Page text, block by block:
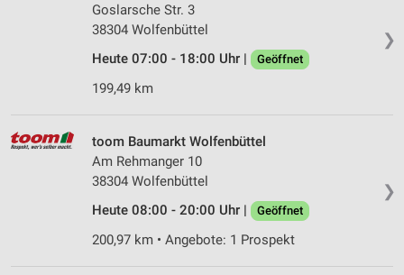
❯
Goslarsche Str. 3
38304 Wolfenbüttel
Heute 07:00 - 18:00 Uhr |
Geöffnet
199,49 km
❯
toom Baumarkt Wolfenbüttel
Am Rehmanger 10
38304 Wolfenbüttel
Heute 08:00 - 20:00 Uhr |
Geöffnet
200,97 km • Angebote: 1 Prospekt